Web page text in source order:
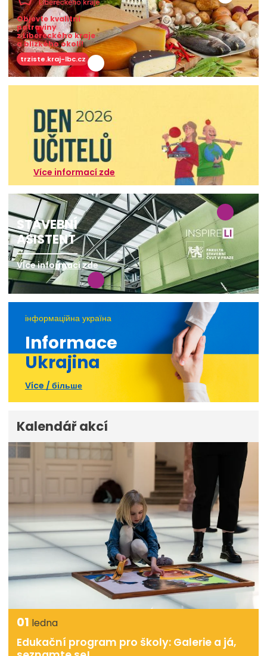
Objevte kvalitní
potraviny
z Libereckého kraje
a blízkého okolí!
trziste.kraj-lbc.cz
Více informací zde
STAVEBNÍ
ASISTENT
Více informací zde
інформаційна україна
Informace
Ukrajina
Více / більше
Kalendář akcí
01 ledna
Edukační program pro školy: Galerie a já,